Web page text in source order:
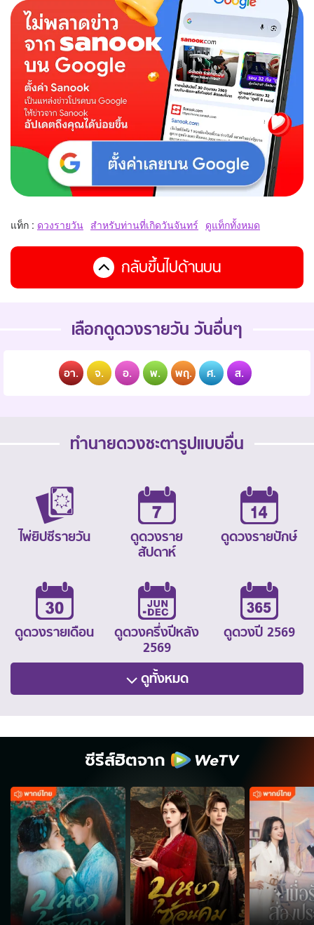
แท็ก : ดวงรายวัน สำหรับท่านที่เกิดวันจันทร์ ดูแท็กทั้งหมด
กลับขึ้นไปด้านบน
เลือกดูดวงรายวัน วันอื่นๆ
อา. จ. อ. พ. พฤ. ศ. ส.
ทำนายดวงชะตารูปแบบอื่น
ไพ่ยิปซีรายวัน
ดูดวงราย
สัปดาห์
ดูดวงรายปักษ์
ดูดวงรายเดือน
ดูดวงครึ่งปีหลัง
2569
ดูดวงปี 2569
ดูทั้งหมด
ซีรีส์ฮิตจาก